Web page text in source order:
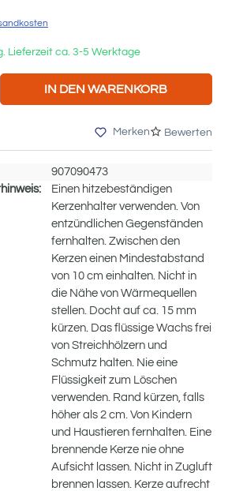
Lieferzeit ca. 3-5 Werktage
Gib den gewünschten
IN DEN WARENKORB
Merken Bewerten
907090473
Einen hitzebeständigen
Kerzenhalter verwenden. Von
entzündlichen Gegenständen
fernhalten. Zwischen den
Kerzen einen Mindestabstand
von 10 cm einhalten. Nicht in
die Nähe von Wärmequellen
stellen. Docht auf ca. 15 mm
kürzen. Das flüssige Wachs frei
von Streichhölzern und
Schmutz halten. Nie eine
Flüssigkeit zum Löschen
verwenden. Rand kürzen, falls
höher als 2 cm. Von Kindern
und Haustieren fernhalten. Eine
brennende Kerze nie ohne
Aufsicht lassen. Nicht in Zugluft
brennen lassen. Kerze aufrecht